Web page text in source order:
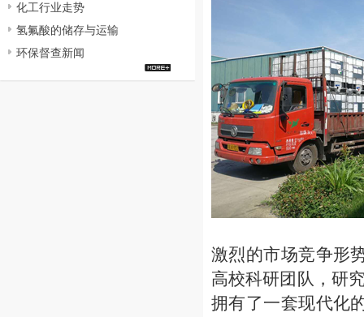
化工行业走势
氢氟酸的储存与运输
环保督查新闻
激烈的市场竞争形
高校科研团队，研
拥有了一套现代化